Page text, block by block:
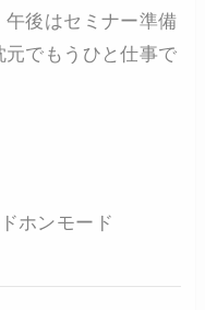
後はセミナー準備
でもうひと仕事で
ホンモード